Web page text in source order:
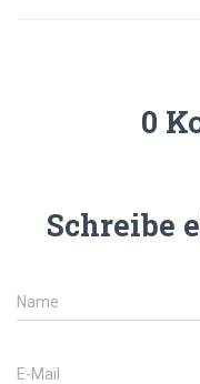
0
Schreibe
Name
E-Mail